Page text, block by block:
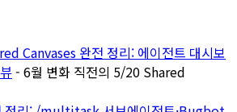
Canvases 완전 정리: 에이전트 대시보
- 6월 변화 직전의 5/20 Shared